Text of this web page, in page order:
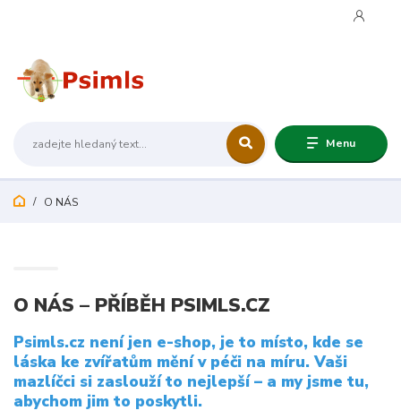
Menu
O NÁS
O NÁS – PŘÍBĚH PSIMLS.CZ
Psimls.cz není jen e-shop, je to místo, kde se
láska ke zvířatům mění v péči na míru. Vaši
mazlíčci si zaslouží to nejlepší – a my jsme tu,
abychom jim to poskytli.